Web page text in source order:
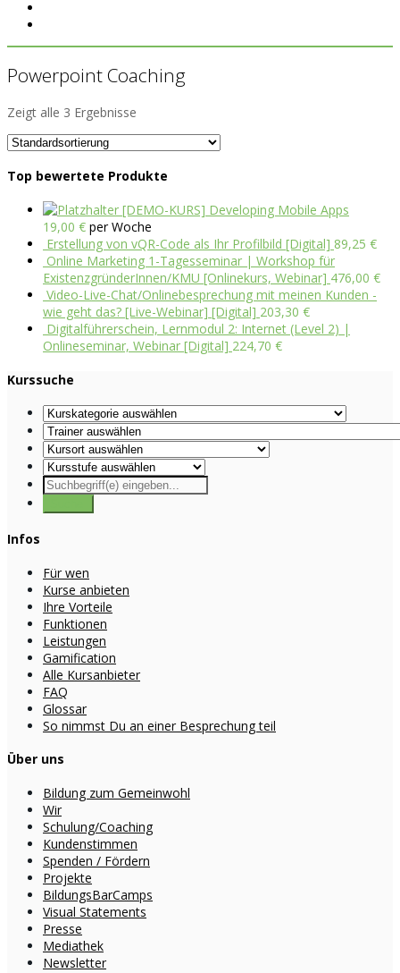
Powerpoint Coaching
Zeigt alle 3 Ergebnisse
Top bewertete Produkte
[DEMO-KURS] Developing Mobile Apps
19,00 € per Woche
Erstellung von vQR-Code als Ihr Profilbild [Digital] 89,25 €
Online Marketing 1-Tagesseminar | Workshop für
ExistenzgründerInnen/KMU [Onlinekurs, Webinar] 476,00 €
Video-Live-Chat/Onlinebesprechung mit meinen Kunden -
wie geht das? [Live-Webinar] [Digital] 203,30 €
Digitalführerschein, Lernmodul 2: Internet (Level 2) |
Onlineseminar, Webinar [Digital] 224,70 €
Kurssuche
Infos
Für wen
Kurse anbieten
Ihre Vorteile
Funktionen
Leistungen
Gamification
Alle Kursanbieter
FAQ
Glossar
So nimmst Du an einer Besprechung teil
Über uns
Bildung zum Gemeinwohl
Wir
Schulung/Coaching
Kundenstimmen
Spenden / Fördern
Projekte
BildungsBarCamps
Visual Statements
Presse
Mediathek
Newsletter